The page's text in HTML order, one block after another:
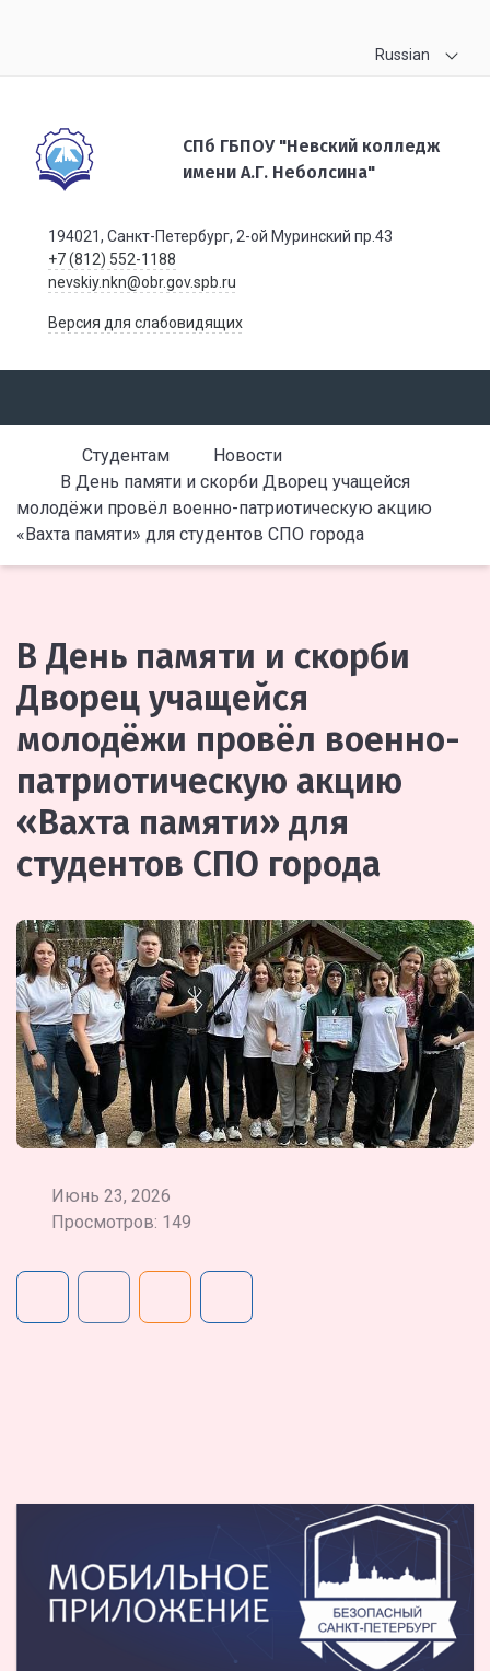
Russian
СПб ГБПОУ "Невский колледж
имени А.Г. Неболсина"
194021, Санкт-Петербург, 2-ой Муринский пр.43
+7 (812) 552-1188
nevskiy.nkn@obr.gov.spb.ru
Версия для слабовидящих
Студентам
Новости
В День памяти и скорби Дворец учащейся
молодёжи провёл военно-патриотическую акцию
«Вахта памяти» для студентов СПО города
В День памяти и скорби
Дворец учащейся
молодёжи провёл военно-
патриотическую акцию
«Вахта памяти» для
студентов СПО города
Июнь 23, 2026
Просмотров: 149